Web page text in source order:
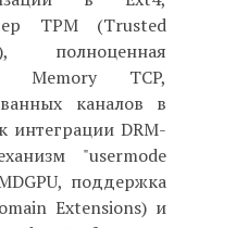
TPM (Trusted
полноценная
Memory TCP,
каналов в
интеграции DRM-
"usermode
поддержка
Extensions) и